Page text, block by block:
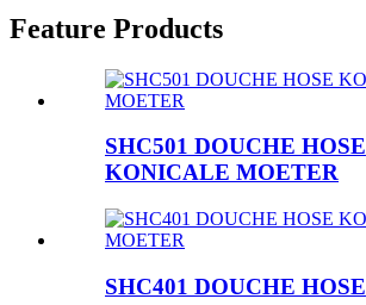
Feature Products
SHC501 DOUCHE HOSE
KONICALE MOETER
SHC401 DOUCHE HOSE